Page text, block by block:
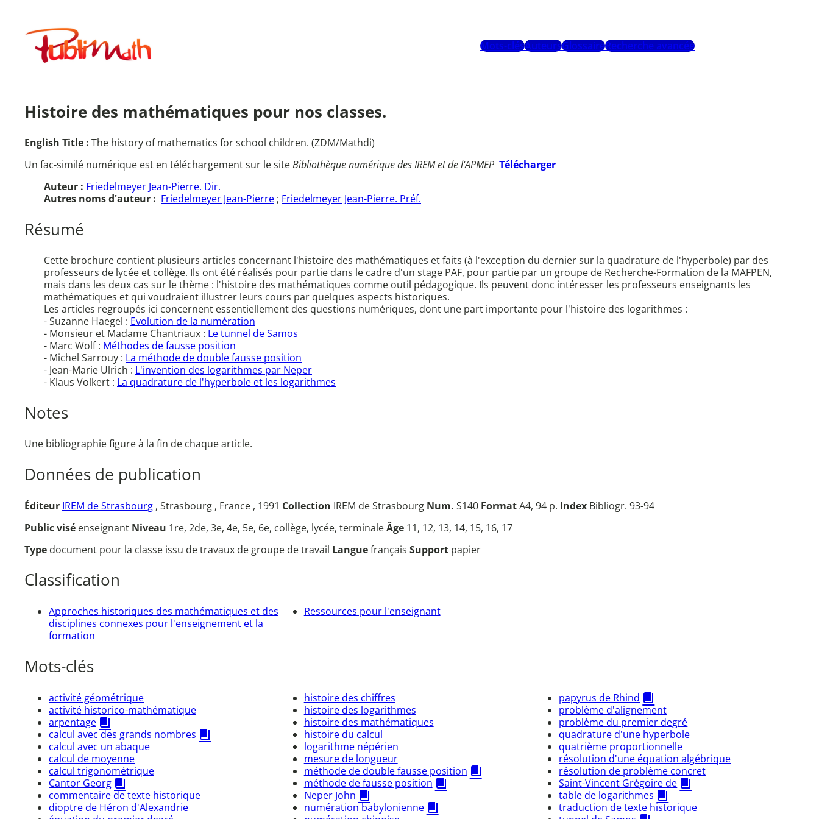
contenuPublimath
Mots-clésAuteursGlossaireRecherche avancée
Histoire des mathématiques pour nos classes.
English Title : The history of mathematics for school children. (ZDM/Mathdi)
Un fac-similé numérique est en téléchargement sur le siteBibliothèque numérique des IREM et de l'APMEP Télécharger
Auteur : Friedelmeyer Jean-Pierre. Dir.
Autres noms d'auteur : Friedelmeyer Jean-Pierre ; Friedelmeyer Jean-Pierre. Préf.
Résumé
Cette brochure contient plusieurs articles concernant l'histoire des mathématiques et faits (à l'exception du dernier sur la quadrature de l'hyperbole) par des
professeurs de lycée et collège. Ils ont été réalisés pour partie dans le cadre d'un stage PAF, pour partie par un groupe de Recherche-Formation de la MAFPEN,
mais dans les deux cas sur le thème : l'histoire des mathématiques comme outil pédagogique. Ils peuvent donc intéresser les professeurs enseignants les
mathématiques et qui voudraient illustrer leurs cours par quelques aspects historiques.
Les articles regroupés ici concernent essentiellement des questions numériques, dont une part importante pour l'histoire des logarithmes :
- Suzanne Haegel : Evolution de la numération
- Monsieur et Madame Chantriaux : Le tunnel de Samos
- Marc Wolf : Méthodes de fausse position
- Michel Sarrouy : La méthode de double fausse position
- Jean-Marie Ulrich : L'invention des logarithmes par Neper
- Klaus Volkert : La quadrature de l'hyperbole et les logarithmes
Notes
Une bibliographie figure à la fin de chaque article.
Données de publication
Éditeur IREM de Strasbourg , Strasbourg , France , 1991 Collection IREM de Strasbourg Num. S140 FormatA4, 94 p. Index Bibliogr. 93-94
Public visé enseignant Niveau 1re, 2de, 3e, 4e, 5e, 6e, collège, lycée, terminaleÂge 11, 12, 13, 14, 15, 16, 17
Type document pour la classe issu de travaux de groupe de travail Languefrançais Support papier
Classification
Approches historiques des mathématiques et des
disciplines connexes pour l'enseignement et la
formation
Ressources pour l'enseignant
Mots-clés
activité géométrique
activité historico-mathématique
arpentage
calcul avec des grands nombres
calcul avec un abaque
calcul de moyenne
calcul trigonométrique
Cantor Georg
commentaire de texte historique
dioptre de Héron d'Alexandrie
histoire des chiffres
histoire des logarithmes
histoire des mathématiques
histoire du calcul
logarithme népérien
mesure de longueur
méthode de double fausse position
méthode de fausse position
Neper John
numération babylonienne
papyrus de Rhind
problème d'alignement
problème du premier degré
quadrature d'une hyperbole
quatrième proportionnelle
résolution d'une équation algébrique
résolution de problème concret
Saint-Vincent Grégoire de
table de logarithmes
traduction de texte historique